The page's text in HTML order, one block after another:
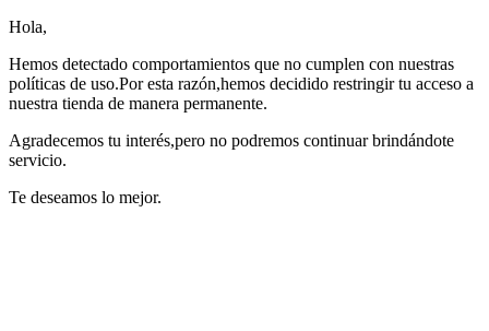
Hola,
Hemos detectado comportamientos que no cumplen con nuestras
políticas de uso.Por esta razón,hemos decidido restringir tu acceso a
nuestra tienda de manera permanente.
Agradecemos tu interés,pero no podremos continuar brindándote
servicio.
Te deseamos lo mejor.